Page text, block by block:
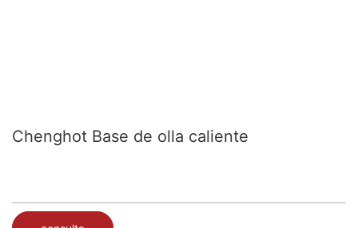
Chenghot Base de olla caliente